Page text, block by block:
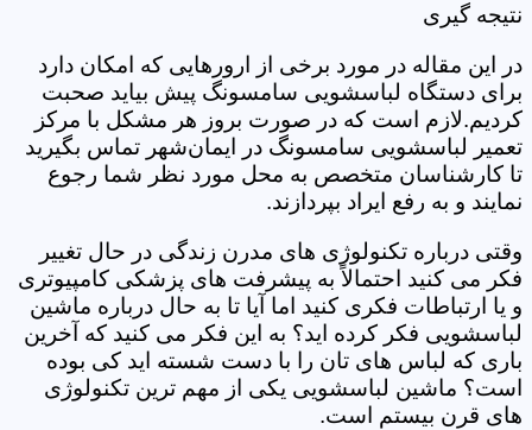
نتیجه گیری
در این مقاله در مورد برخی از ارورهایی که امکان دارد
برای دستگاه لباسشویی سامسونگ پیش بیاید صحبت
کردیم.لازم است که در صورت بروز هر مشکل با مرکز
تعمیر لباسشویی سامسونگ در ایمان‌شهر تماس بگیرید
تا کارشناسان متخصص به محل مورد نظر شما رجوع
نمایند و به رفع ایراد بپردازند.
وقتی درباره تکنولوژی های مدرن زندگی در حال تغییر
فکر می کنید احتمالاً به پیشرفت های پزشکی کامپیوتری
و یا ارتباطات فکری کنید اما آیا تا به حال درباره ماشین
لباسشویی فکر کرده اید؟ به این فکر می کنید که آخرین
باری که لباس های تان را با دست شسته اید کی بوده
است؟ ماشین لباسشویی یکی از مهم ترین تکنولوژی
های قرن بیستم است.